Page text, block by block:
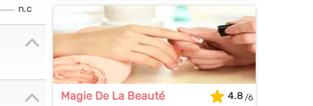
n.c
Magie De La Beauté
4.8